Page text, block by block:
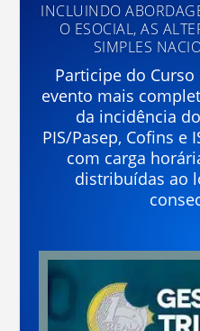
INCLUINDO
O ESOCIAL, AS
SIMPLES
Participe do
evento mais
da incidência do
PIS/Pasep, Cofins e
com carga
distribuídas ao